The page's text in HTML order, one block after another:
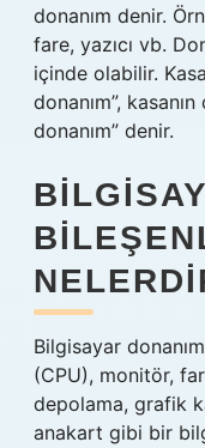
donanım denir.
fare, yazıcı vb.
içinde olabilir.
donanım”,
donanım” denir.
Bilgisayar
(CPU), monitör,
depolama, grafik
anakart gibi bir